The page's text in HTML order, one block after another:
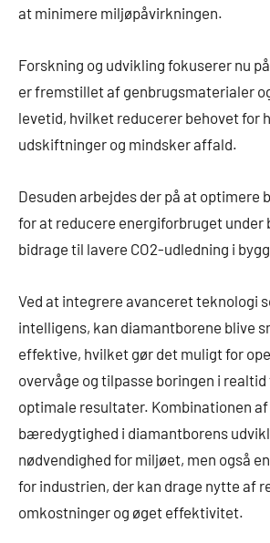
at minimere miljøpåvirkningen.
Forskning og udvikling fokuserer nu
er fremstillet af genbrugsmaterialer
levetid, hvilket reducerer behovet for
udskiftninger og mindsker affald.
Desuden arbejdes der på at optimere
for at reducere energiforbruget under
bidrage til lavere CO2-udledning i
Ved at integrere avanceret teknologi
intelligens, kan diamantborene blive
effektive, hvilket gør det muligt for
overvåge og tilpasse boringen i realtid
optimale resultater. Kombinationen
bæredygtighed i diamantborens
nødvendighed for miljøet, men også
for industrien, der kan drage nytte af
omkostninger og øget effektivitet.